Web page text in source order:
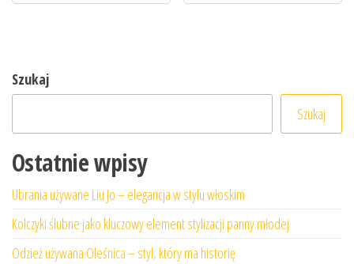
Szukaj
Szukaj
Ostatnie wpisy
Ubrania używane Liu Jo – elegancja w stylu włoskim
Kolczyki ślubne jako kluczowy element stylizacji panny młodej
Odzież używana Oleśnica – styl, który ma historię